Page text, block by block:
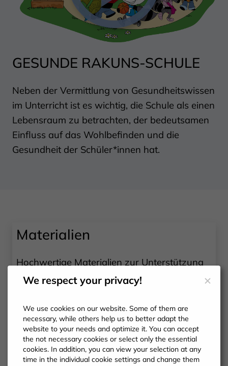
Play
Video
GESUNDE RAKUNS-SCHULE
Neben der Vermittlung von Gesundheitswissen
im Unterricht ist es wichtig, die Schule als einen
Lebensraum zu betrachten, der bedeutsamen
Einfluss auf das Wohlbefinden und die
Gesundheit der Schüler*innen hat.
Materialien
Hochwertige Materialien zur Unterstützung
auf dem Weg zu einer „Gesunden RAKUNS-
Leitfaden
Kärtchen für Bewegungs- und
Entspannungspausen
We respect your privacy!
We use cookies on our website. Some of them are
necessary, while others help us to better adapt the
website to your needs and optimize it. You can accept
the not necessary cookies or select only the essential
cookies. In addition, you can view your selection at any
time in the individual cookie settings and change them